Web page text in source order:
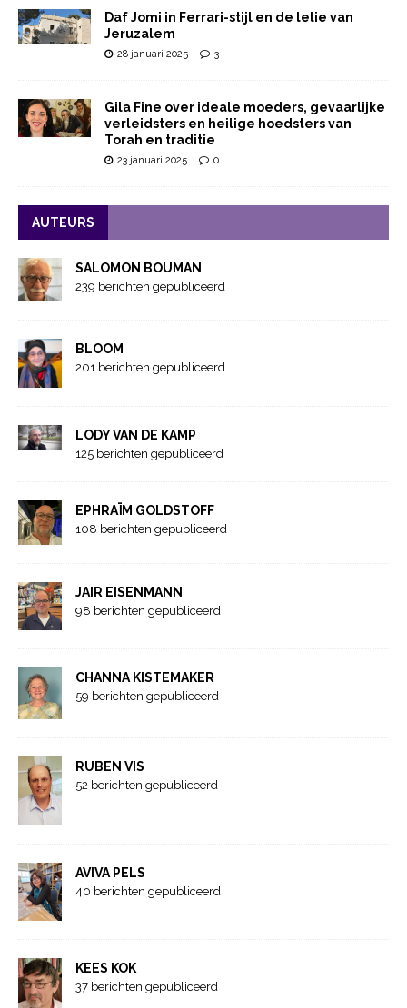
Daf Jomi in Ferrari-stijl en de lelie van
Jeruzalem
28 januari 2025 3
Gila Fine over ideale moeders, gevaarlijke
verleidsters en heilige hoedsters van
Torah en traditie
23 januari 2025 0
AUTEURS
SALOMON BOUMAN
239 berichten gepubliceerd
BLOOM
201 berichten gepubliceerd
LODY VAN DE KAMP
125 berichten gepubliceerd
EPHRAÏM GOLDSTOFF
108 berichten gepubliceerd
JAIR EISENMANN
98 berichten gepubliceerd
CHANNA KISTEMAKER
59 berichten gepubliceerd
RUBEN VIS
52 berichten gepubliceerd
AVIVA PELS
40 berichten gepubliceerd
KEES KOK
37 berichten gepubliceerd